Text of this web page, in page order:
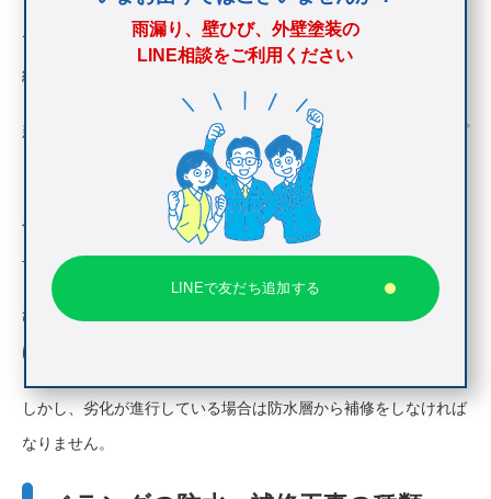
ですが、トップコートの耐用年数は約5年、防水層の耐用年数は
約10年と言われています。
新築から10年以上一度も補修をしていないという場合は、トップ
コートがすでに役目を果たしていない可能性があります。
ベランダの床面にひび割れが生じているようであれば、なるべく
早めに専門の業者にみてもらうことをおすすめします。
ひび割れや剥がれが発生しているのがトップコートのみであれ
ば、トップコートの塗り替えだけで補修は完了します。
しかし、劣化が進行している場合は防水層から補修をしなければ
なりません。
雨漏り、壁ひび、外壁塗装の
LINE相談をご利用ください
LINEで友だち追加する